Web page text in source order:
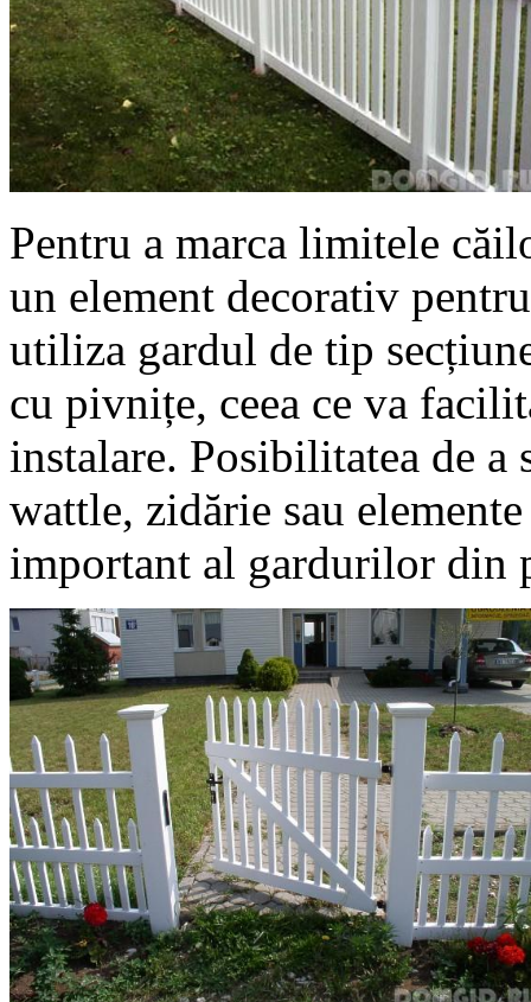
Pentru a marca limitele
un element decorativ
utiliza gardul de tip
cu pivnițe, ceea ce va
instalare. Posibilitatea de
wattle, zidărie sau
important al gardurilor din